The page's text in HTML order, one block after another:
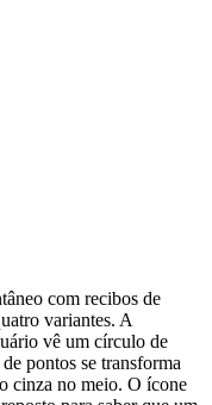
com recibos de
variantes. A
vê um círculo de
pontos se transforma
cinza no meio. O ícone